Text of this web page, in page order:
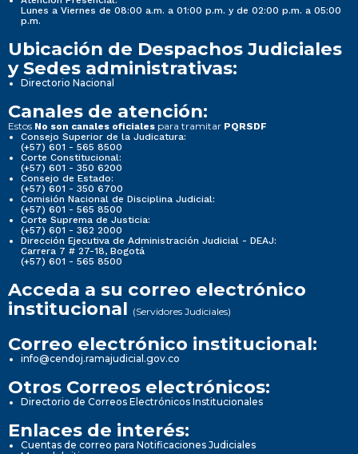
Lunes a Viernes de 08:00 a.m. a 01:00 p.m. y de 02:00 p.m. a 05:00
p.m.
Ubicación de Despachos Judiciales
y Sedes administrativas:
Directorio Nacional
Canales de atención:
Estos No son canales oficiales para tramitar PQRSDF
Consejo Superior de la Judicatura:
(+57) 601 - 565 8500
Corte Constitucional:
(+57) 601 - 350 6200
Consejo de Estado:
(+57) 601 - 350 6700
Comisión Nacional de Disciplina Judicial:
(+57) 601 - 565 8500
Corte Suprema de Justicia:
(+57) 601 - 362 2000
Dirección Ejecutiva de Administración Judicial - DEAJ:
Carrera 7 # 27-18, Bogotá
(+57) 601 - 565 8500
Acceda a su correo electrónico
institucional (Servidores Judiciales)
Correo electrónico institucional:
info@cendoj.ramajudicial.gov.co
Otros Correos electrónicos:
Directorio de Correos Electrónicos Institucionales
Enlaces de interés:
Cuentas de correo para Notificaciones Judiciales